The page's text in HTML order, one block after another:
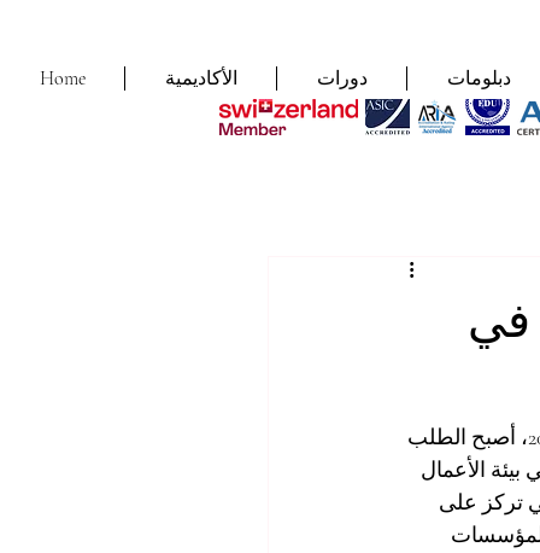
Home الأكاديمية دورات دبلومات
في
يشهد المشهد المهني تطوراً بوتيرة مذهلة وسريعة للغاية. وبينما نمضي قدماً في عام 2026، أصبح الطلب
الأعمال
تركز على
المؤسسات